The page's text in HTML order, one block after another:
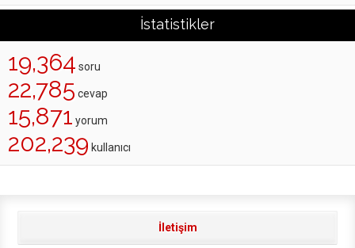
İstatistikler
19,364 soru
22,785 cevap
15,871 yorum
202,239 kullanıcı
İletişim